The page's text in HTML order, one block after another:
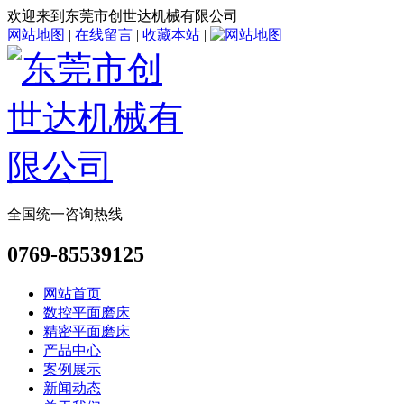
欢迎来到东莞市创世达机械有限公司
网站地图 | 在线留言 | 收藏本站 |
全国统一咨询热线
0769-85539125
网站首页
数控平面磨床
精密平面磨床
产品中心
案例展示
新闻动态